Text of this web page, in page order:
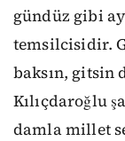
gündüz gibi
temsilcisidir.
baksın, gitsin
Kılıçdaroğlu
damla millet